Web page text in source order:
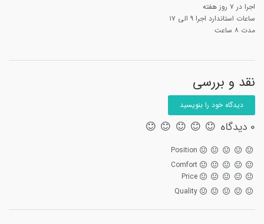
اجرا در ۷ روز هفته
ساعات استاندارد اجرا ۹ الی ۱۷
مدت ۸ ساعت
نقد و بررسی
دیدگاه خود را بنویسید
0 دیدگاه
Position
Comfort
Price
Quality